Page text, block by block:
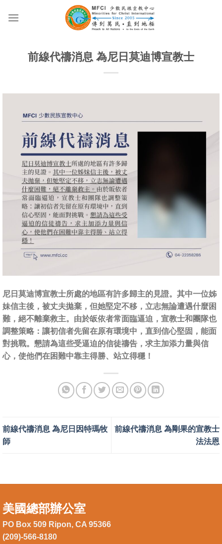
前線代禱消息 為尼日莫迪博宣教士
尼日莫迪博宣教士所處的地區有許多歸主的見證。其中一位姊
妹信主後，被丈夫拋棄，但她堅定不移，立志無論遭遇什麼困
難，絕不離棄救主。由於皈依者常面臨逼迫，宣教士和團隊也
調整策略：讓初信者先留在原有環境中，直到信心堅固，能面
對挑戰。懇請為這些受逼迫的信徒禱告，求主加添力量與信
心，使他們在困難中靠主得勝、站立得穩！
前線代禱消息 為尼日因特瑪牧
師
前線代禱消息 為剛果的宣教士
法法恩
美國總部辦公室
PO Box 509 Ripon, CA 95366
(209)-566-8180